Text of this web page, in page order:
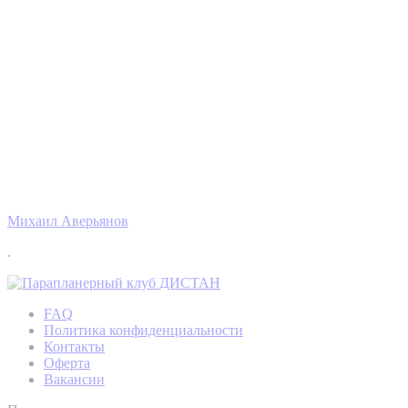
Михаил Аверьянов
.
FAQ
Политика конфиденциальности
Контакты
Оферта
Вакансии